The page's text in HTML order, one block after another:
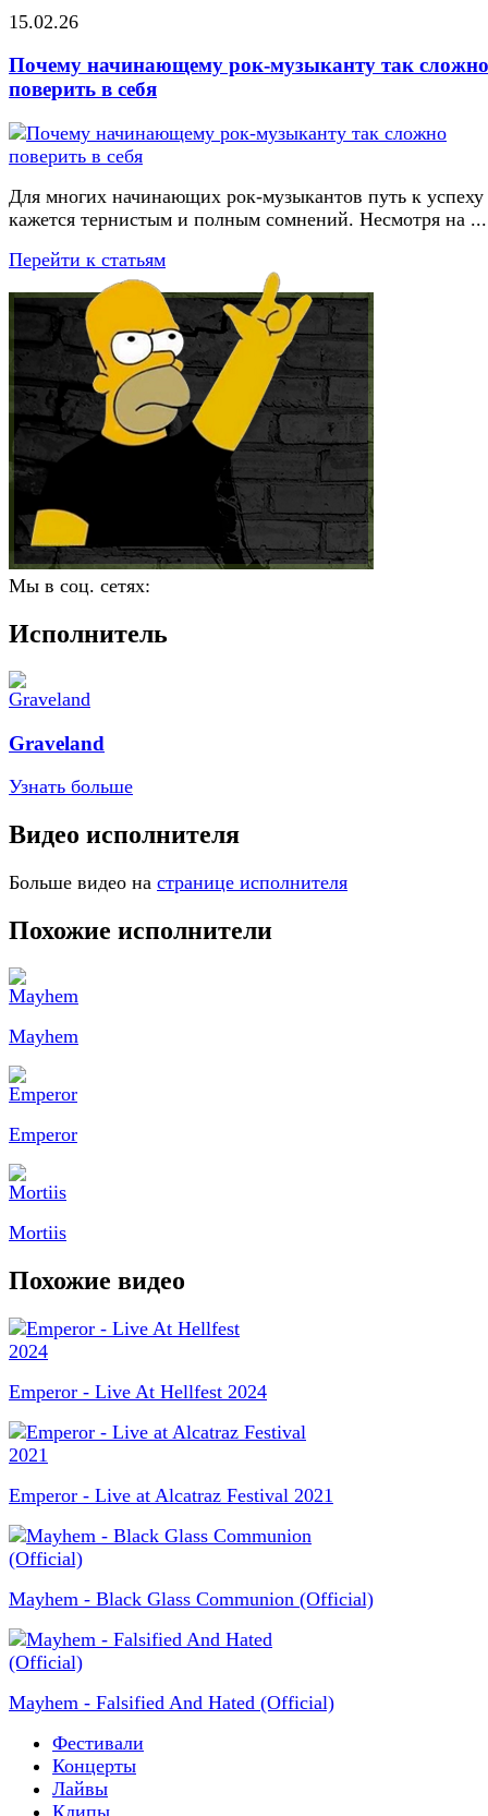
15.02.26
Почему начинающему рок-музыканту так сложно
поверить в себя
Для многих начинающих рок-музыкантов путь к успеху
кажется тернистым и полным сомнений. Несмотря на ...
Перейти к статьям
Мы в соц. сетях:
Исполнитель
Graveland
Узнать больше
Видео исполнителя
Больше видео на странице исполнителя
Похожие исполнители
Mayhem
Emperor
Mortiis
Похожие видео
Emperor - Live At Hellfest 2024
Emperor - Live at Alcatraz Festival 2021
Mayhem - Black Glass Communion (Official)
Mayhem - Falsified And Hated (Official)
Фестивали
Концерты
Лайвы
Клипы